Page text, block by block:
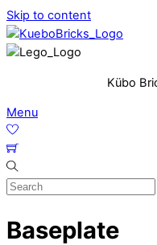
Skip to content
Kübo
Menu
Baseplate